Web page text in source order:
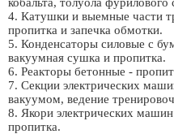
4. Катушки и выемные части
пропитка и запечка обмотки.
5. Конденсаторы силовые с
вакуумная сушка и пропитка.
6. Реакторы бетонные -
7. Секции электрических
вакуумом, ведение
8. Якори электрических
пропитка.